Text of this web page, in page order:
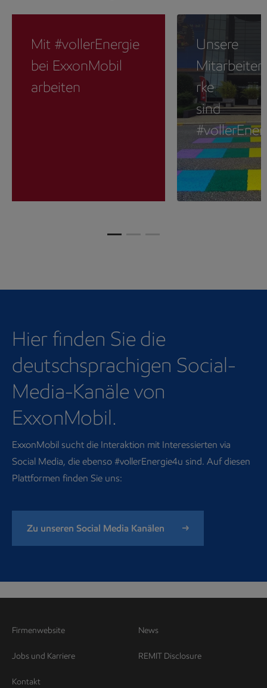
Mit #vollerEnergie
bei ExxonMobil
arbeiten
Unsere
rke
sind
Hier finden Sie die
deutschsprachigen Social-
Media-Kanäle von
ExxonMobil.
ExxonMobil sucht die Interaktion mit Interessierten via
Social Media, die ebenso #vollerEnergie4u sind. Auf diesen
Plattformen finden Sie uns:
Zu unseren Social Media Kanälen
Firmenwebsite
Jobs und Karriere
Kontakt
News
REMIT Disclosure